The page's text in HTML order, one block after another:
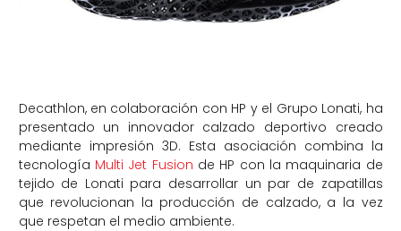
Decathlon, en colaboración con HP y el Grupo Lonati, ha
presentado un innovador calzado deportivo creado
mediante impresión 3D. Esta asociación combina la
tecnología Multi Jet Fusion de HP con la maquinaria de
tejido de Lonati para desarrollar un par de zapatillas
que revolucionan la producción de calzado, a la vez
que respetan el medio ambiente.